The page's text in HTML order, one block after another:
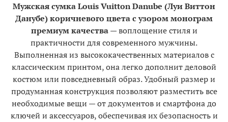
Мужская сумка Louis Vuitton Danube (Луи Виттон
Данубе) коричневого цвета с узором монограм
премиум качества — воплощение стиля и
практичности для современного мужчины.
Выполненная из высококачественных материалов с
классическим принтом, она легко дополнит деловой
костюм или повседневный образ. Удобный размер и
продуманная конструкция позволяют разместить все
необходимые вещи — от документов и смартфона до
ключей и аксессуаров, обеспечивая их безопасность и